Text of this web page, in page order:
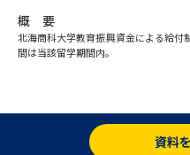
学問のミニ講義「夢ナビ講義」
ユーザ
概 要
北海商科大学教育振興資金による給付
間は当該留学期間内。
資料